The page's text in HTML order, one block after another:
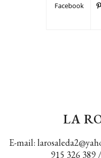
Facebook
LA
E-mail:
915 326 389